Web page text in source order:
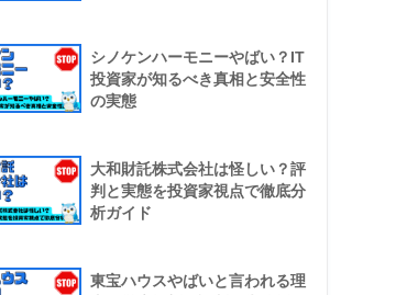
シノケンハーモニーやばい？IT
投資家が知るべき真相と安全性
の実態
大和財託株式会社は怪しい？評
判と実態を投資家視点で徹底分
析ガイド
東宝ハウスやばいと言われる理